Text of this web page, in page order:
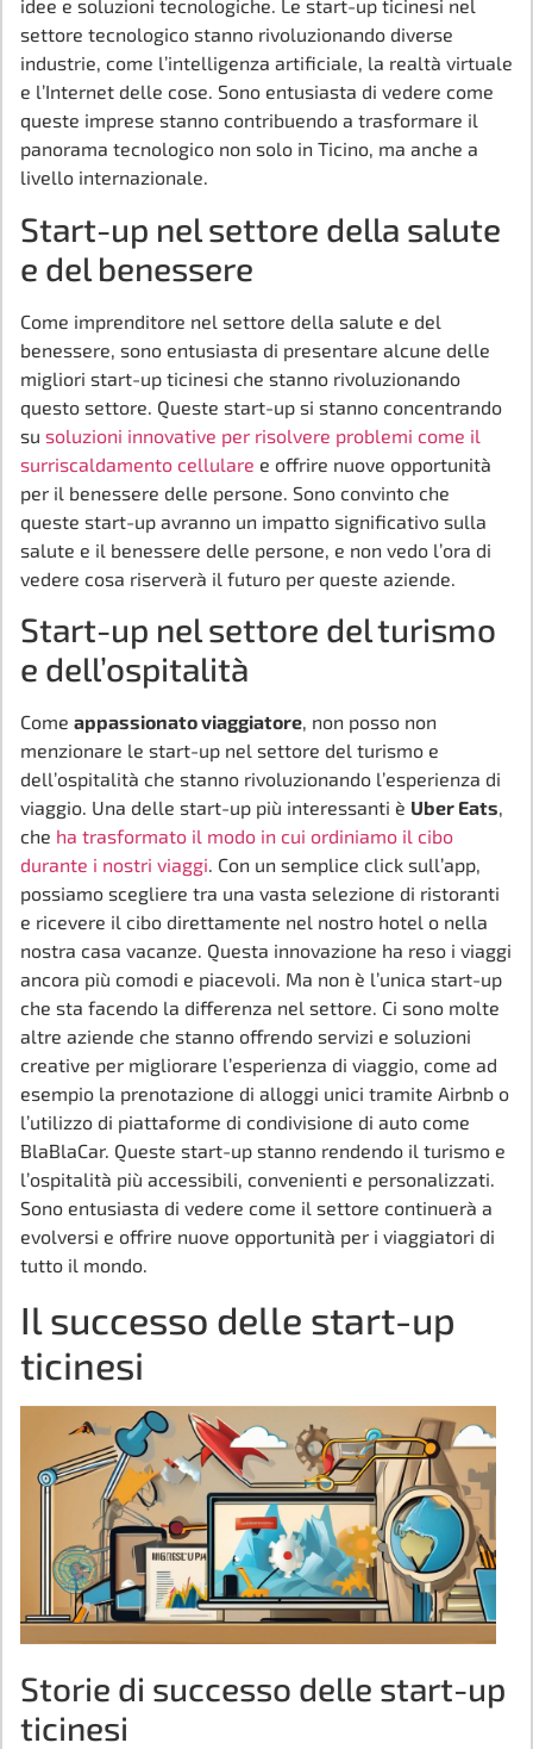
idee e soluzioni tecnologiche. Le start-up ticinesi nel
settore tecnologico stanno rivoluzionando diverse
industrie, come l’intelligenza artificiale, la realtà virtuale
e l’Internet delle cose. Sono entusiasta di vedere come
queste imprese stanno contribuendo a trasformare il
panorama tecnologico non solo in Ticino, ma anche a
livello internazionale.
Start-up nel settore della salute
e del benessere
Come imprenditore nel settore della salute e del
benessere, sono entusiasta di presentare alcune delle
migliori start-up ticinesi che stanno rivoluzionando
questo settore. Queste start-up si stanno concentrando
su soluzioni innovative per risolvere problemi come il
surriscaldamento cellulare e offrire nuove opportunità
per il benessere delle persone. Sono convinto che
queste start-up avranno un impatto significativo sulla
salute e il benessere delle persone, e non vedo l’ora di
vedere cosa riserverà il futuro per queste aziende.
Start-up nel settore del turismo
e dell’ospitalità
Come appassionato viaggiatore, non posso non
menzionare le start-up nel settore del turismo e
dell’ospitalità che stanno rivoluzionando l’esperienza di
viaggio. Una delle start-up più interessanti è Uber Eats,
che ha trasformato il modo in cui ordiniamo il cibo
durante i nostri viaggi. Con un semplice click sull’app,
possiamo scegliere tra una vasta selezione di ristoranti
e ricevere il cibo direttamente nel nostro hotel o nella
nostra casa vacanze. Questa innovazione ha reso i viaggi
ancora più comodi e piacevoli. Ma non è l’unica start-up
che sta facendo la differenza nel settore. Ci sono molte
altre aziende che stanno offrendo servizi e soluzioni
creative per migliorare l’esperienza di viaggio, come ad
esempio la prenotazione di alloggi unici tramite Airbnb o
l’utilizzo di piattaforme di condivisione di auto come
BlaBlaCar. Queste start-up stanno rendendo il turismo e
l’ospitalità più accessibili, convenienti e personalizzati.
Sono entusiasta di vedere come il settore continuerà a
evolversi e offrire nuove opportunità per i viaggiatori di
tutto il mondo.
Il successo delle start-up
ticinesi
Storie di successo delle start-up
ticinesi